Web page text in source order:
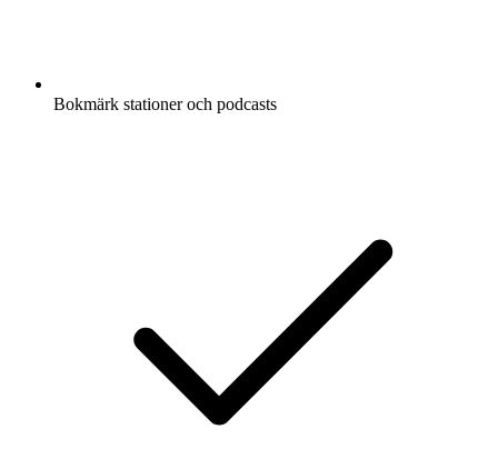
Bokmärk stationer och podcasts